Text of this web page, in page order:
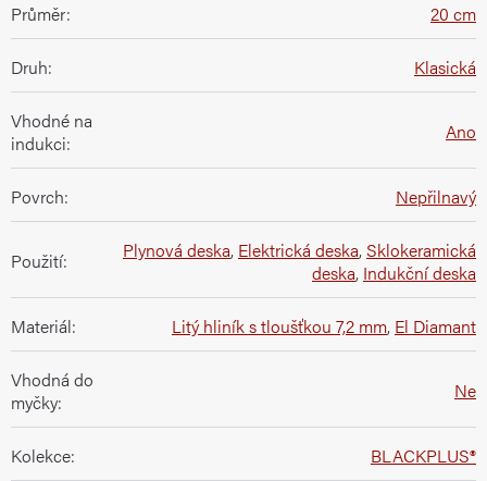
Průměr: 20 cm
Druh: Klasická
Vhodné na
indukci: Ano
Povrch: Nepřilnavý
Použití: Plynová deska, Elektrická deska, Sklokeramická
deska, Indukční deska
Materiál: Litý hliník s tloušťkou 7,2 mm, El Diamant
Vhodná do
myčky: Ne
Kolekce: BLACKPLUS®